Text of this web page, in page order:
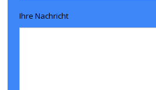
Ihre Nachricht